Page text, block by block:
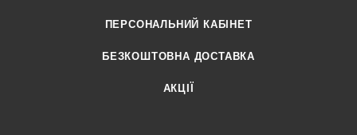
ПЕРСОНАЛЬНИЙ КАБІНЕТ
БЕЗКОШТОВНА ДОСТАВКА
АКЦІЇ